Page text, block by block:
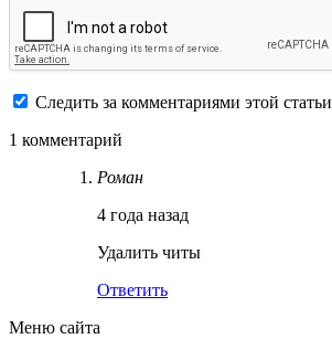
Следить за комментариями этой статьи
1 комментарий
Роман
4 года назад
Удалить читы
Ответить
Меню сайта